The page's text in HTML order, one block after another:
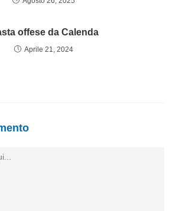
offese da Calenda
Aprile 21, 2024